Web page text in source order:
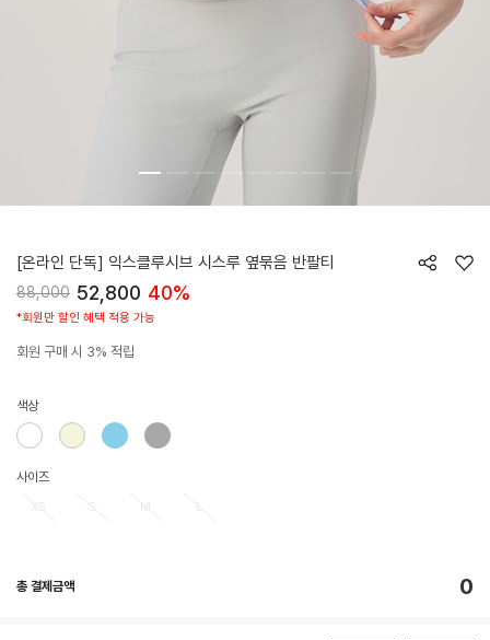
[온라인 단독] 익스클루시브 시스루 옆묶음 반팔티
88,000 52,800 40%
*회원만 할인 혜택 적용 가능
회원 구매 시 3% 적립
색상
사이즈
총 결제금액 0